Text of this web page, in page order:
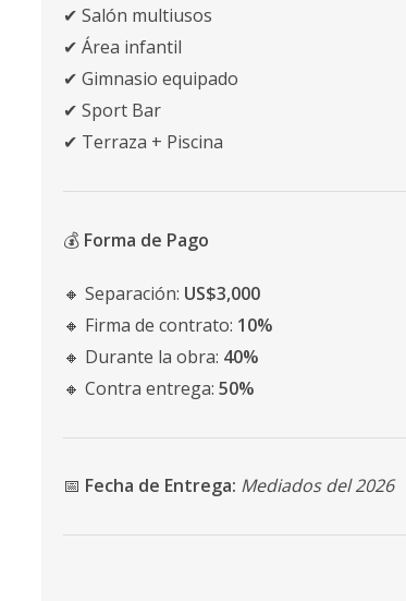
✔ Salón multiusos
✔ Área infantil
✔ Gimnasio equipado
✔ Sport Bar
✔ Terraza + Piscina
💰 Forma de Pago
🔸 Separación: US$3,000
🔸 Firma de contrato: 10%
🔸 Durante la obra: 40%
🔸 Contra entrega: 50%
📅 Fecha de Entrega: Mediados del 2026